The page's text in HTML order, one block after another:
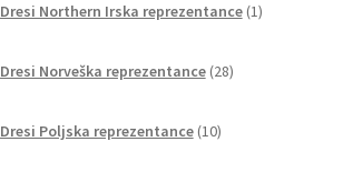
Dresi Northern Irska reprezentance 1izdelek
Dresi Norveška reprezentance 28izdelkov
Dresi Poljska reprezentance 10izdelkov